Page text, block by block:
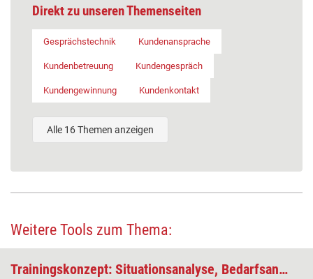
Direkt zu unseren Themenseiten
Gesprächstechnik Kundenansprache
Kundenbetreuung Kundengespräch
Kundengewinnung Kundenkontakt
Alle 16 Themen anzeigen
Weitere Tools zum Thema:
Trainingskonzept: Situationsanalyse, Bedarfsanalyse und Fragetechnik